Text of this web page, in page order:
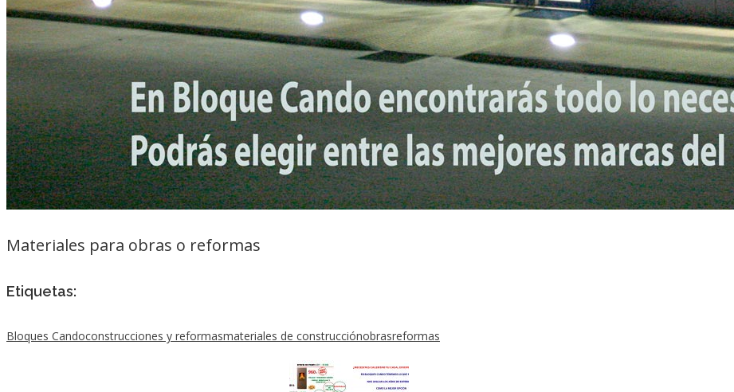
Materiales para obras o reformas
Etiquetas:
Bloques Candoconstrucciones y reformasmateriales de construcciónobrasreformas